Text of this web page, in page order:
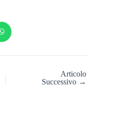
Articolo
Successivo →